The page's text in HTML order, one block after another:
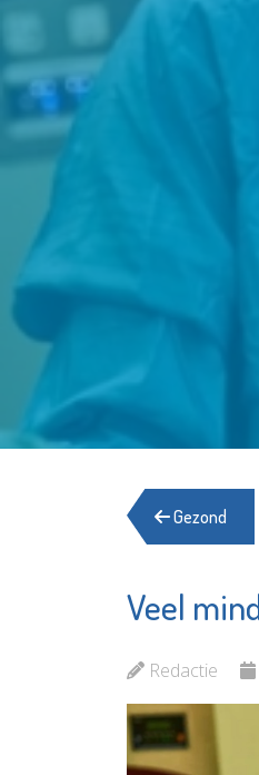
Gezond
Veel
Redactie
Stedelijk
Schiedam
Bekijk de pagina